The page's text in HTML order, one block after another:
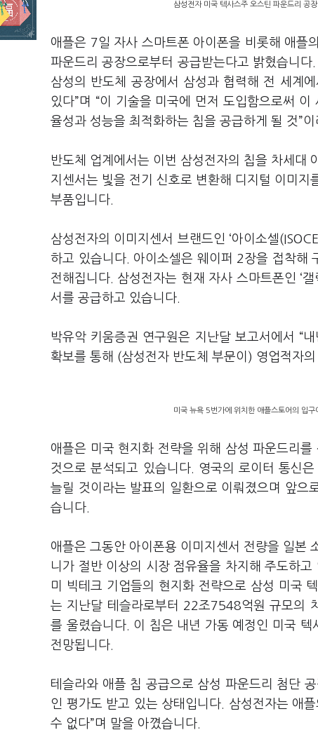
삼성전자 미국 텍사스주 오스틴 파운드리 공
애플은 7일 자사 스마트폰 아이폰을 비롯해 애플
파운드리 공장으로부터 공급받는다고 밝혔습니
삼성의 반도체 공장에서 삼성과 협력해 전 세계
있다”며 “이 기술을 미국에 먼저 도입함으로써
율성과 성능을 최적화하는 칩을 공급하게 될 것”이
반도체 업계에서는 이번 삼성전자의 칩을 차세대
지센서는 빛을 전기 신호로 변환해 디지털 이미
부품입니다.
삼성전자의 이미지센서 브랜드인 ‘아이소셀
하고 있습니다. 아이소셀은 웨이퍼 2장을 접착해
전해집니다. 삼성전자는 현재 자사 스마트폰인 ‘
서를 공급하고 있습니다.
박유악 키움증권 연구원은 지난달 보고서에서 “
확보를 통해 (삼성전자 반도체 부문이) 영업적자
미국 뉴욕 5번가에 위치한 애플스토어의 입
애플은 미국 현지화 전략을 위해 삼성 파운드리
것으로 분석되고 있습니다. 영국의 로이터 통신
늘릴 것이라는 발표의 일환으로 이뤄졌으며 앞
습니다.
애플은 그동안 아이폰용 이미지센서 전량을 일본
니가 절반 이상의 시장 점유율을 차지해 주도하
미 빅테크 기업들의 현지화 전략으로 삼성 미국
는 지난달 테슬라로부터 22조7548억원 규모의
를 울렸습니다. 이 칩은 내년 가동 예정인 미국
전망됩니다.
테슬라와 애플 칩 공급으로 삼성 파운드리 첨단
인 평가도 받고 있는 상태입니다. 삼성전자는 애
수 없다”며 말을 아꼈습니다.